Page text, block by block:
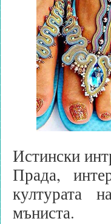
Истински
Прада,
културата
мъниста.